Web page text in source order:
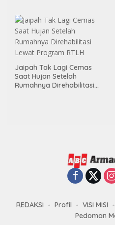
Jaipah Tak Lagi Cemas
Saat Hujan Setelah
Rumahnya Direhabilitasi
REDAKSI Profil VISI MISI
Pedoman